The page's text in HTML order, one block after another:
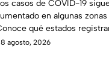
casos de COVID-19
en algunas
qué estados
del virus.
agosto, 2026